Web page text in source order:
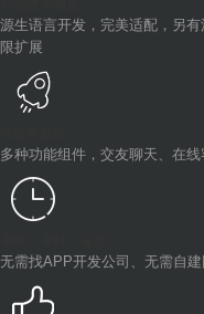
源生语言开发，完美适配，另
限扩展
多种功能组件，交友聊天、在
无需找APP开发公司、无需自